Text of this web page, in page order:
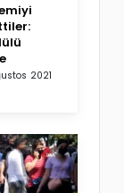
2021